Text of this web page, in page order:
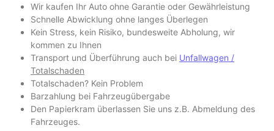
Wir kaufen Ihr Auto ohne Garantie oder Gewährleistung
Schnelle Abwicklung ohne langes Überlegen
Kein Stress, kein Risiko, bundesweite Abholung, wir
kommen zu Ihnen
Transport und Überführung auch bei Unfallwagen /
Totalschaden
Totalschaden? Kein Problem
Barzahlung bei Fahrzeugübergabe
Den Papierkram überlassen Sie uns z.B. Abmeldung des
Fahrzeuges.